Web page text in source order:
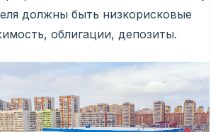
должны быть низкорисковые
облигации, депозиты.